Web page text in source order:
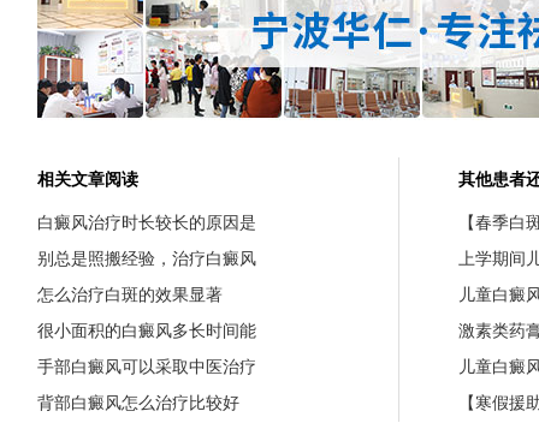
相关文章阅读
白癜风治疗时长较长的原因是
别总是照搬经验，治疗白癜风
怎么治疗白斑的效果显著
很小面积的白癜风多长时间能
手部白癜风可以采取中医治疗
背部白癜风怎么治疗比较好
其他患者
【春季白
上学期间
儿童白癜
激素类药
儿童白癜
【寒假援